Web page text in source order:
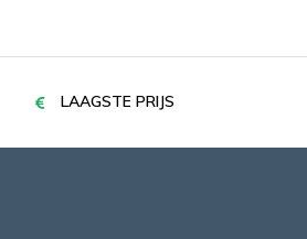
LAAGSTE PRIJS